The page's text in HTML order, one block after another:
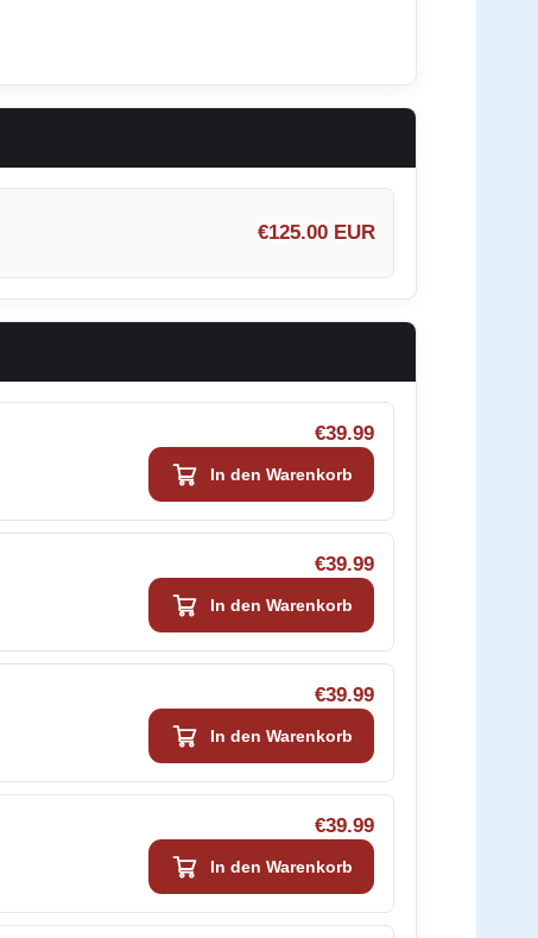
€125.00 EUR
€39.99
In den Warenkorb
€39.99
In den Warenkorb
€39.99
In den Warenkorb
€39.99
In den Warenkorb